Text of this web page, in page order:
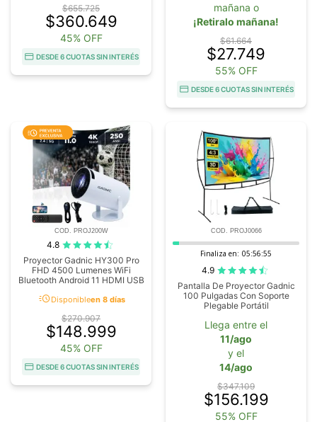
$655.725
$360.649
45% OFF
DESDE 6 CUOTAS SIN INTERÉS
mañana o
¡Retiralo mañana!
$61.664
$27.749
55% OFF
DESDE 6 CUOTAS SIN INTERÉS
COD. PROJ200W
4.8
Proyector Gadnic HY300 Pro
FHD 4500 Lumenes WiFi
Bluetooth Android 11 HDMI USB
acuteDisponibleen 8 días
$270.907
$148.999
45% OFF
DESDE 6 CUOTAS SIN INTERÉS
COD. PROJ0066
Finaliza en: 05:56:54
4.9
Pantalla De Proyector Gadnic
100 Pulgadas Con Soporte
Plegable Portátil
Llega entre el
11/ago
y el
14/ago
$347.109
$156.199
55% OFF